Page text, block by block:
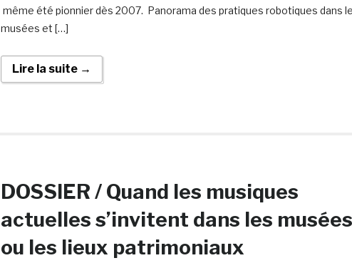
même été pionnier dès 2007. Panorama des pratiques robotiques dans
musées et […]
Lire la suite →
DOSSIER / Quand les musiques
actuelles s’invitent dans les musées
ou les lieux patrimoniaux